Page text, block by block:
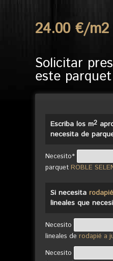
24.00 €/m2
Solicitar
este parquet
Escriba los m2
necesita de
Necesito*
parquet ROBLE
Si necesita rodapié
lineales que
Necesito
lineales de rodapié a
Necesito